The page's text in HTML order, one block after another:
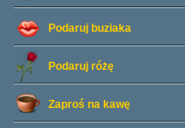
Podaruj buziaka
Podaruj różę
Zaproś na kawę